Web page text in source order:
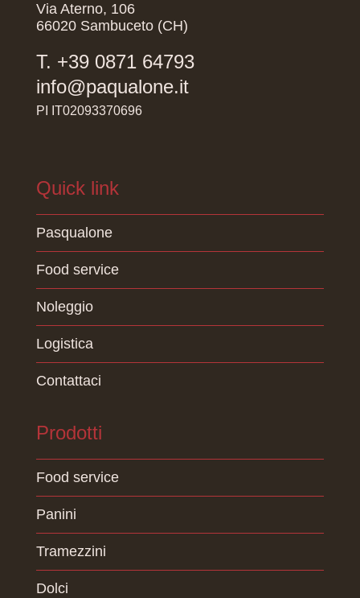
Via Aterno, 106
66020 Sambuceto (CH)
T. +39 0871 64793
info@paqualone.it
PI IT02093370696
Quick link
Pasqualone
Food service
Noleggio
Logistica
Contattaci
Prodotti
Food service
Panini
Tramezzini
Dolci